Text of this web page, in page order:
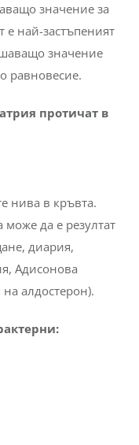
значение за
е най-застъпеният
значение
равновесие.
протичат в
нива в кръвта.
може да е резултат
диария,
Адисонова
алдостерон).